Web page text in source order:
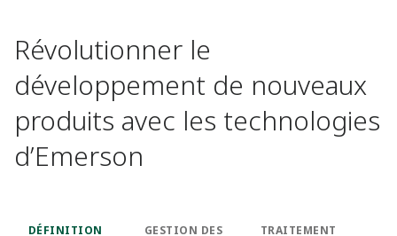
Révolutionner le
développement de nouveaux
produits avec les technologies
d’Emerson
DÉFINITION GESTION DES TRAITEMENT